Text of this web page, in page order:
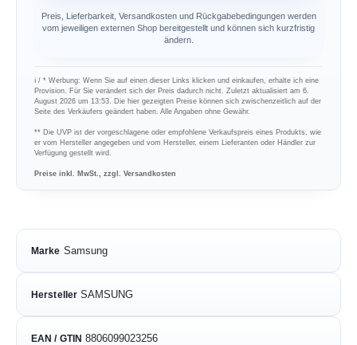
Preis, Lieferbarkeit, Versandkosten und Rückgabebedingungen werden
vom jeweiligen externen Shop bereitgestellt und können sich kurzfristig
ändern.
ℹ︎ / * Werbung: Wenn Sie auf einen dieser Links klicken und einkaufen, erhalte ich eine
Provision. Für Sie verändert sich der Preis dadurch nicht. Zuletzt aktualisiert am 6.
August 2026 um 13:53. Die hier gezeigten Preise können sich zwischenzeitlich auf der
Seite des Verkäufers geändert haben. Alle Angaben ohne Gewähr.
** Die UVP ist der vorgeschlagene oder empfohlene Verkaufspreis eines Produkts, wie
er vom Hersteller angegeben und vom Hersteller, einem Lieferanten oder Händler zur
Verfügung gestellt wird.
Preise inkl. MwSt., zzgl. Versandkosten
Marke Samsung
Hersteller SAMSUNG
EAN / GTIN 8806099023256